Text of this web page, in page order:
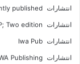
انتشارات Independently published
انتشارات ITGP; Two edition
انتشارات Iwa Pub
انتشارات IWA Publishing